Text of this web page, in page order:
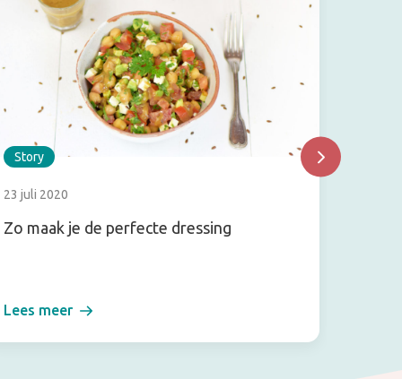
Story
23 juli 2020
Zo maak je de perfecte dressing
Lees meer